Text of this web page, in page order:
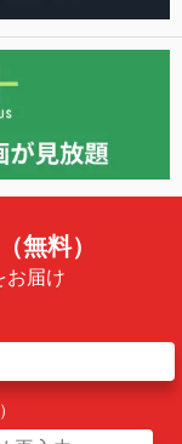
無料）
お届け